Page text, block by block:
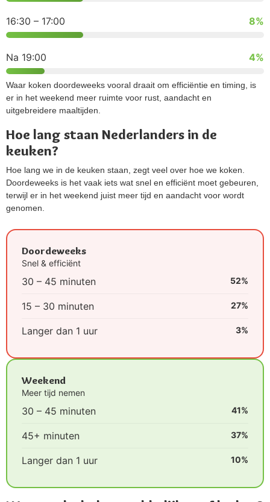
16:30 – 17:00 8%
Na 19:00 4%
Waar koken doordeweeks vooral draait om efficiëntie en timing, is
er in het weekend meer ruimte voor rust, aandacht en
uitgebreidere maaltijden.
Hoe lang staan Nederlanders in de
keuken?
Hoe lang we in de keuken staan, zegt veel over hoe we koken.
Doordeweeks is het vaak iets wat snel en efficiënt moet gebeuren,
terwijl er in het weekend juist meer tijd en aandacht voor wordt
genomen.
Doordeweeks
Snel & efficiënt
30 – 45 minuten 52%
15 – 30 minuten 27%
Langer dan 1 uur 3%
Weekend
Meer tijd nemen
30 – 45 minuten 41%
45+ minuten 37%
Langer dan 1 uur 10%